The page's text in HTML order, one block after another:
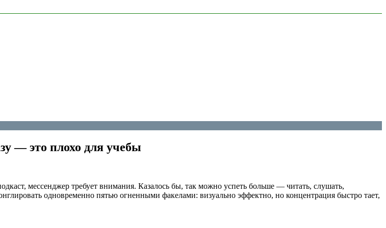
— это плохо для учебы
мессенджер требует внимания. Казалось бы, так можно успеть больше — читать, слушать,
одновременно пятью огненными факелами: визуально эффектно, но концентрация быстро тает,